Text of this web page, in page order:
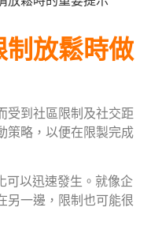
放鬆時做
受到社區限制及社交距
策略，以便在限製完成
可以迅速發生。就像企
另一邊，限制也可能很